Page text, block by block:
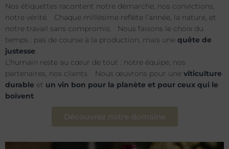
Nos étiquettes racontent notre démarche, nos convictions,
notre vérité. Chaque millésime reflète l’année, la nature, et
notre travail sans compromis. Nous faisons le choix du
temps : pas de course à la production, mais une quête de
justesse
L’humain reste au cœur de tout : notre équipe, nos
partenaires, nos clients. Nous œuvrons pour une viticulture
durable et un vin bon pour la planète et pour ceux qui le
boivent
Découvrez notre domaine